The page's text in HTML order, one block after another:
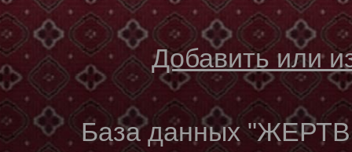
Добавить или
База данных